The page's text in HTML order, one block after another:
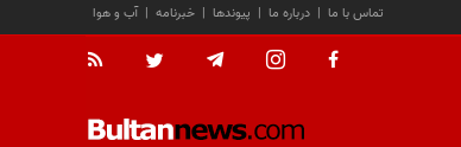
آب و هوا | خبرنامه | پیوندها | درباره ما | تماس با ما